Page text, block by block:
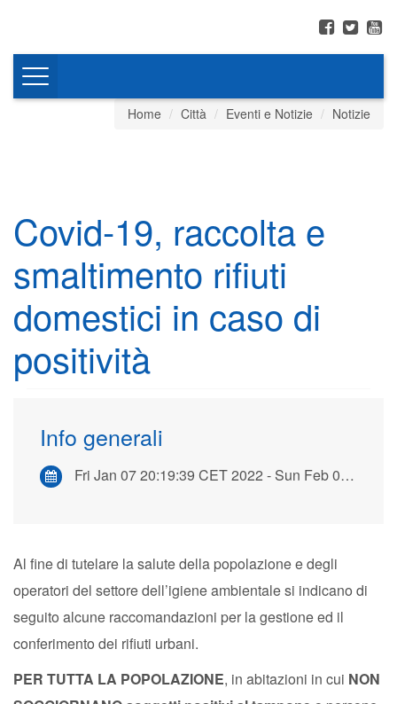
Toggle
Home
Città Eventi e Notizie Notizie
Covid-19, raccolta e
smaltimento rifiuti
domestici in caso di
positività
Info generali
Fri Jan 07 20:19:39 CET 2022 - Sun Feb 06 20:19:39 CET 2022
Al fine di tutelare la salute della popolazione e degli
operatori del settore dell’igiene ambientale si indicano di
seguito alcune raccomandazioni per la gestione ed il
conferimento dei rifiuti urbani.
PER TUTTA LA POPOLAZIONE, in abitazioni in cui NON